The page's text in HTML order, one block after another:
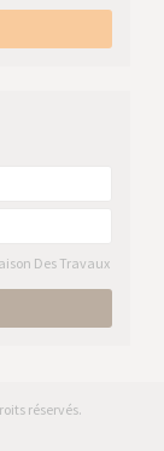
Des Travaux
réservés.